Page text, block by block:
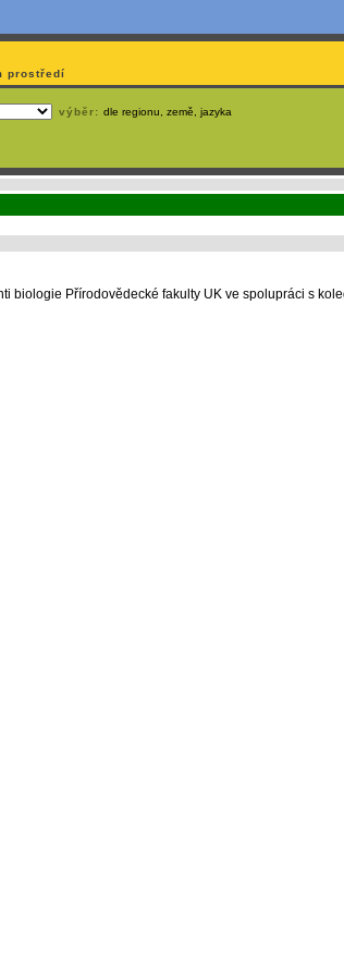
prostředí
výběr: dle regionu, země, jazyka
biologie Přírodovědecké fakulty UK ve spolupráci s